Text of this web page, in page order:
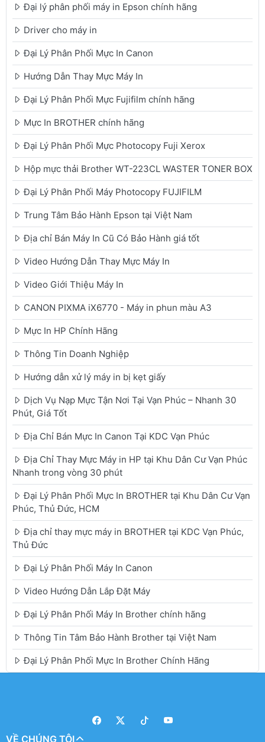
Đại lý phân phối máy in Epson chính hãng
Driver cho máy in
Đại Lý Phân Phối Mực In Canon
Hướng Dẫn Thay Mực Máy In
Đại Lý Phân Phối Mực Fujifilm chính hãng
Mực In BROTHER chính hãng
Đại Lý Phân Phối Mực Photocopy Fuji Xerox
Hộp mực thải Brother WT-223CL WASTER TONER BOX
Đại Lý Phân Phối Máy Photocopy FUJIFILM
Trung Tâm Bảo Hành Epson tại Việt Nam
Địa chỉ Bán Máy In Cũ Có Bảo Hành giá tốt
Video Hướng Dẫn Thay Mực Máy In
Video Giới Thiệu Máy In
CANON PIXMA iX6770 - Máy in phun màu A3
Mực In HP Chính Hãng
Thông Tin Doanh Nghiệp
Hướng dẫn xử lý máy in bị kẹt giấy
Dịch Vụ Nạp Mực Tận Nơi Tại Vạn Phúc – Nhanh 30
Phút, Giá Tốt
Địa Chỉ Bán Mực In Canon Tại KDC Vạn Phúc
Địa Chỉ Thay Mực Máy in HP tại Khu Dân Cư Vạn Phúc
Nhanh trong vòng 30 phút
Đại Lý Phân Phối Mực In BROTHER tại Khu Dân Cư Vạn
Phúc, Thủ Đức, HCM
Địa chỉ thay mực máy in BROTHER tại KDC Vạn Phúc,
Thủ Đức
Đại Lý Phân Phối Máy In Canon
Video Hướng Dẫn Lắp Đặt Máy
Đại Lý Phân Phối Máy In Brother chính hãng
Thông Tin Tâm Bảo Hành Brother tại Việt Nam
Đại Lý Phân Phối Mực In Brother Chính Hãng
VỀ CHÚNG TÔI